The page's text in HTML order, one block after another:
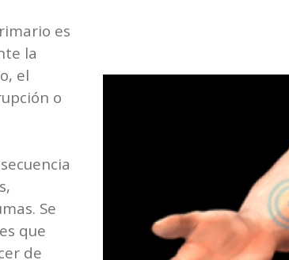
es
la
el
o
Se
que
de